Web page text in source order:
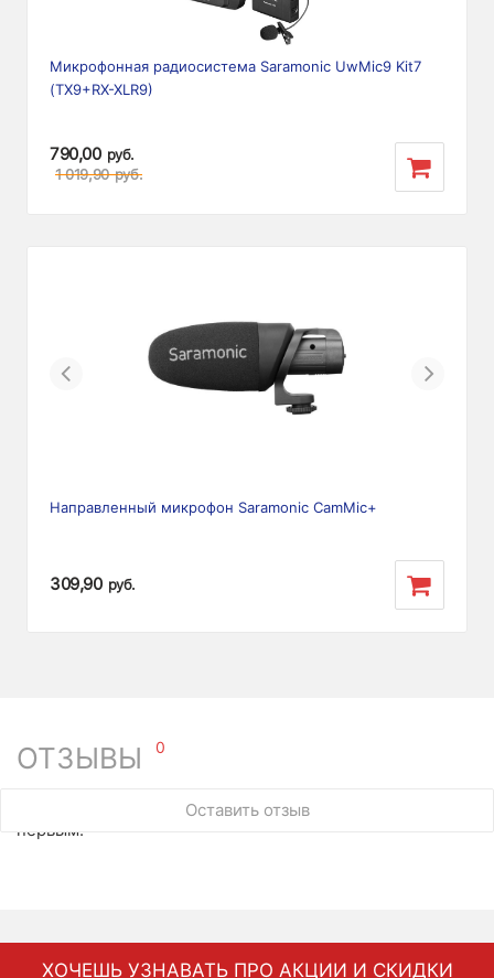
Микрофонная радиосистема Saramonic UwMic9 Kit7
(TX9+RX-XLR9)
790,00 руб.
1 019,90 руб.
Previous Next
Направленный микрофон Saramonic CamMic+
309,90 руб.
ОТЗЫВЫ 0
Оставить отзыв
У этого товара нет ни одного отзыва. Вы можете стать
первым.
ХОЧЕШЬ УЗНАВАТЬ ПРО АКЦИИ И СКИДКИ